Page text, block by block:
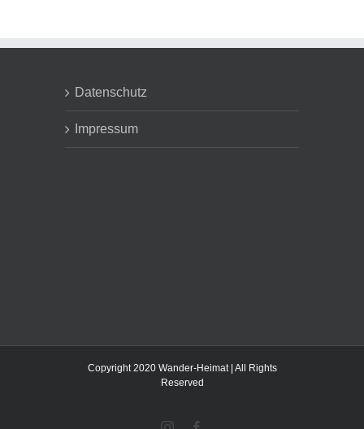
Datenschutz
Impressum
Copyright 2020 Wander-Heimat | All Rights
Reserved